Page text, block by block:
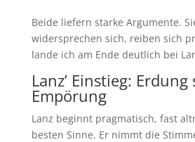
Beide liefern starke Argumente.
widersprechen sich, reiben sich
lande ich am Ende deutlich bei
Lanz’ Einstieg:
Empörung
Lanz beginnt pragmatisch, fast
besten Sinne. Er nimmt die